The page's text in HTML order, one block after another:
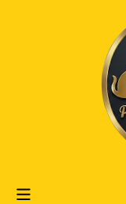
Le preferenze sui